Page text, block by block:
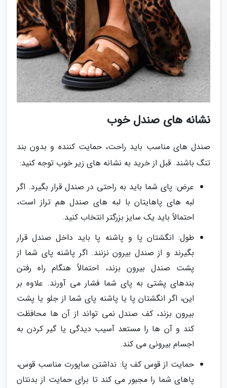
نشانه های صندل خوب
صندل های مناسب باید راحت، حمایت کننده و بدون بند
تنگ باشند. قبل از خرید به نشانه های زیر خوب توجه کنید:
عرض: پای شما باید به راحتی در صندل قرار بگیرد. اگر
لبه های پاهایتان با لبه های صندل هم تراز است،
احتمالاً باید یک سایز بزرگتر انتخاب کنید.
طول: انگشتان پا و پاشنه پا باید داخل صندل قرار
بگیرند و از صندل بیرون نزنند. اگر پاشنه پای شما از
پشت صندل بیرون بزند، احتمالاً هنگام راه رفتن
بندهای پشتی به پای شما فشار می آورند. علاوه بر
این، اگر انگشتان پا یا پاشنه پای شما از جلو یا پشت
بیرون بزند، کف صندل نمی تواند از آن ها محافظت
کند و آن ها را مستعد آسیب دیدگی یا گیر کردن به
اجسام بیرونی می کند.
حمایت از قوس کف پا: نداشتن ساپورت مناسب قوس،
پاهای شما را مجبور می کند تا برای حمایت از بدنتان